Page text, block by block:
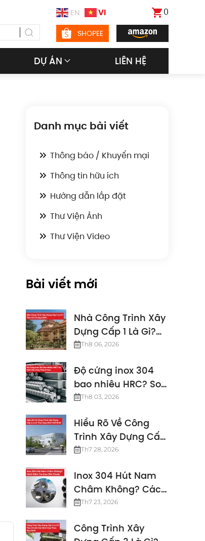
EN VI 0
SHOPEE
DỰ ÁN LIÊN HỆ
Danh mục bài viết
Thông báo / Khuyến mại
Thông tin hữu ích
Hướng dẫn lắp đặt
Thư Viện Ảnh
Thư Viện Video
Bài viết mới
Nhà Công Trình Xây
Dựng Cấp 1 Là Gì?
Tiêu Chí Và Quy
Th8 06, 2026
Độ cứng inox 304
bao nhiêu HRC? So
sánh độ cứng thép
Th8 03, 2026
Hiểu Rõ Về Công
Trình Xây Dựng Cấp
2 Là Gì Theo Quy
Th7 28, 2026
Inox 304 Hút Nam
Châm Không? Cách
Kiểm Tra Inox 304
Th7 23, 2026
Công Trình Xây